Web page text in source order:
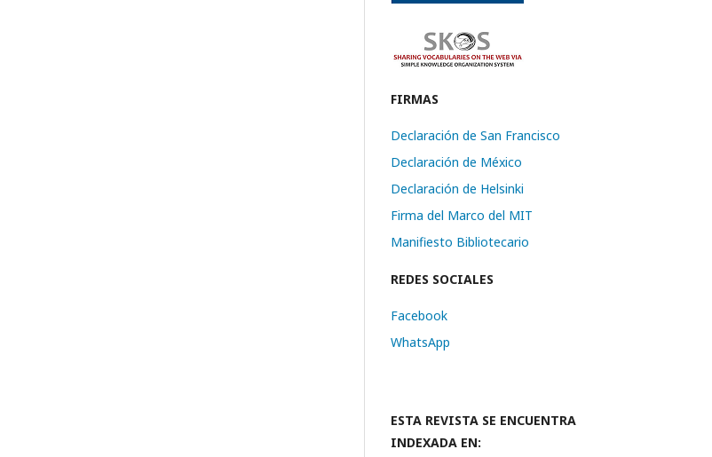
FIRMAS
Declaración de San Francisco
Declaración de México
Declaración de Helsinki
Firma del Marco del MIT
Manifiesto Bibliotecario
REDES SOCIALES
Facebook
WhatsApp
ESTA REVISTA SE ENCUENTRA
INDEXADA EN: